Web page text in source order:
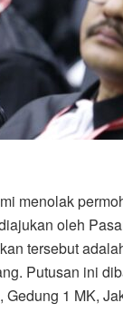
menolak
oleh
tersebut
Putusan ini
1 MK,